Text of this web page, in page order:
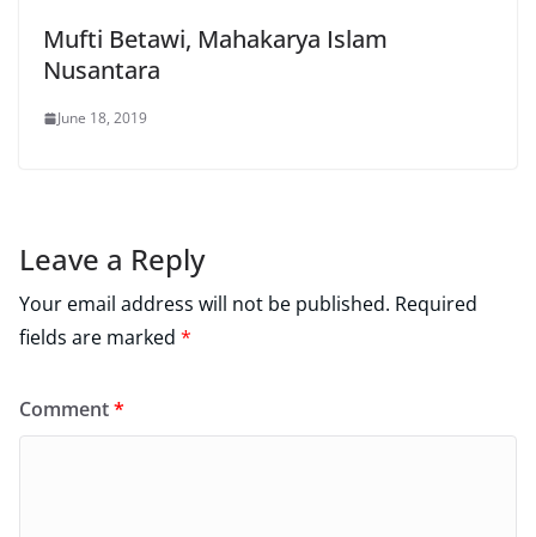
Mufti Betawi, Mahakarya Islam
Nusantara
June 18, 2019
Leave a Reply
Your email address will not be published. Required
fields are marked *
Comment*